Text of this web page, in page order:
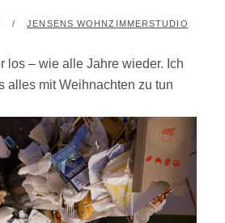
BY
JENSENS WOHNZIMMERSTUDIO
los – wie alle Jahre wieder. Ich
alles mit Weihnachten zu tun